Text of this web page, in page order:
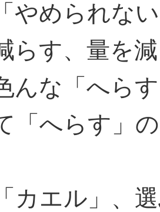
やめられな
らす、量を
んな「へら
「へらす」
カエル」、